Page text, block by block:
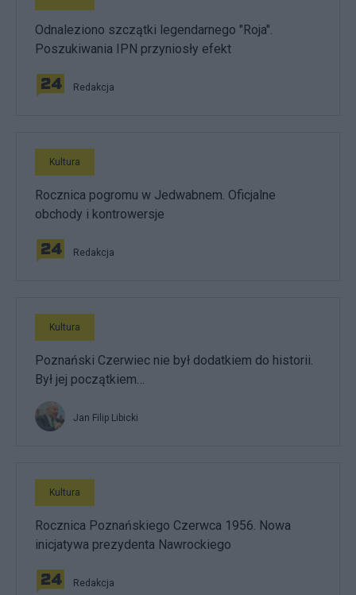
Odnaleziono szczątki legendarnego "Roja".
Poszukiwania IPN przyniosły efekt
Redakcja
Kultura
Rocznica pogromu w Jedwabnem. Oficjalne
obchody i kontrowersje
Redakcja
Kultura
Poznański Czerwiec nie był dodatkiem do historii.
Był jej początkiem…
Jan Filip Libicki
Kultura
Rocznica Poznańskiego Czerwca 1956. Nowa
inicjatywa prezydenta Nawrockiego
Redakcja